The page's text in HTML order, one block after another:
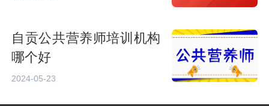
自贡公共营养师培训机构
哪个好
2024-05-23